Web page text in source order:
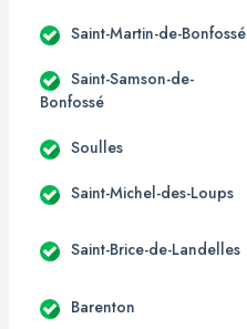
Saint-Martin-de-Bonfossé
Saint-Samson-de-
Bonfossé
Soulles
Saint-Michel-des-Loups
Saint-Brice-de-Landelles
Barenton